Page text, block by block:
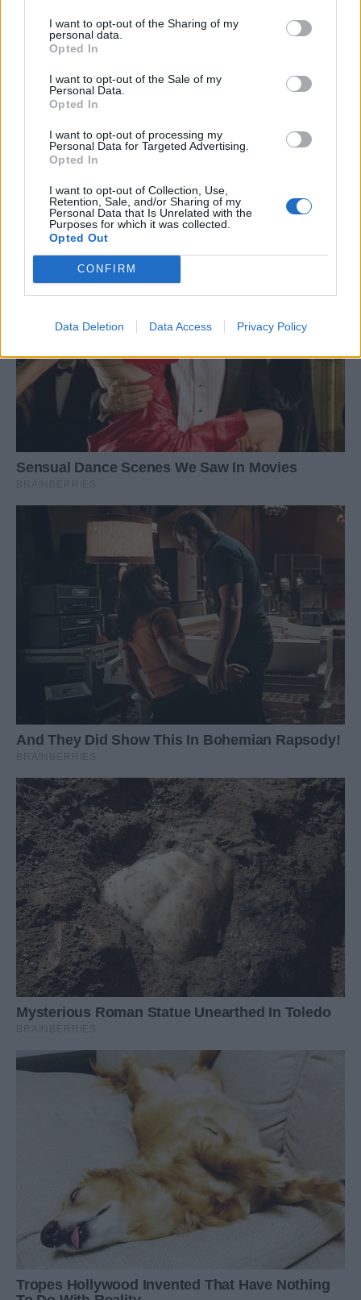
I want to opt-out of the Sharing of my
personal data.
Opted In
I want to opt-out of the Sale of my
Personal Data.
Opted In
I want to opt-out of processing my
Personal Data for Targeted Advertising.
Opted In
I want to opt-out of Collection, Use,
Retention, Sale, and/or Sharing of my
Personal Data that Is Unrelated with the
Purposes for which it was collected.
Opted Out
CONFIRM
Data Deletion Data Access Privacy Policy